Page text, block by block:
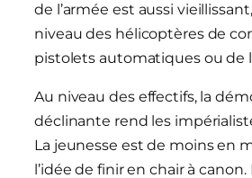
de l’armée est aussi
niveau des hélicoptères de
pistolets automatiques ou de
Au niveau des effectifs, la
déclinante rend les
La jeunesse est de moins en
l’idée de finir en chair à canon.